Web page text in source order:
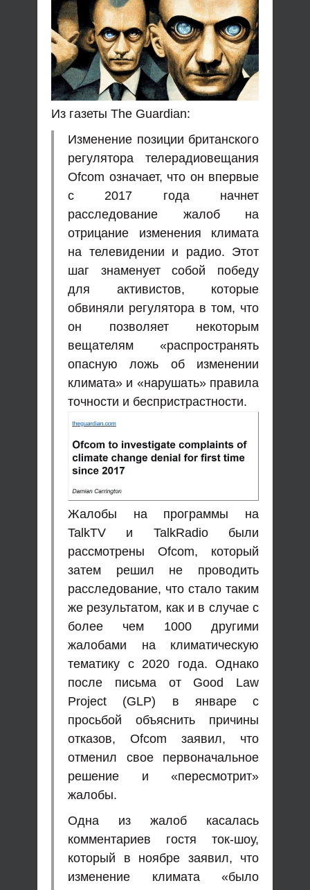
Из газеты The Guardian:
Изменение позиции британского
регулятора телерадиовещания
Ofcom означает, что он впервые
с 2017 года начнет
расследование жалоб на
отрицание изменения климата
на телевидении и радио. Этот
шаг знаменует собой победу
для активистов, которые
обвиняли регулятора в том, что
он позволяет некоторым
вещателям «распространять
опасную ложь об изменении
климата» и «нарушать» правила
точности и беспристрастности.
Жалобы на программы на
TalkTV и TalkRadio были
рассмотрены Ofcom, который
затем решил не проводить
расследование, что стало таким
же результатом, как и в случае с
более чем 1000 другими
жалобами на климатическую
тематику с 2020 года. Однако
после письма от Good Law
Project (GLP) в январе с
просьбой объяснить причины
отказов, Ofcom заявил, что
отменил свое первоначальное
решение и «пересмотрит»
жалобы.
Одна из жалоб касалась
комментариев гостя ток-шоу,
который в ноябре заявил, что
изменение климата «было